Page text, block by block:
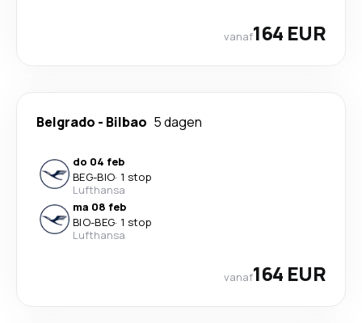
vanaf164 EUR
Belgrado - Bilbao 5 dagen
do 04 feb
BEG-BIO· 1 stop
Lufthansa
ma 08 feb
BIO-BEG· 1 stop
Lufthansa
vanaf164 EUR